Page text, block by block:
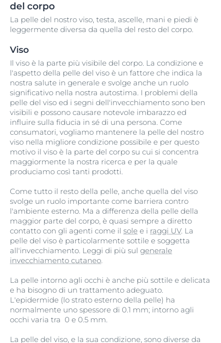
del corpo
La pelle del nostro viso, testa, ascelle, mani e piedi è
leggermente diversa da quella del resto del corpo.
Viso
Il viso è la parte più visibile del corpo. La condizione e
l'aspetto della pelle del viso è un fattore che indica la
nostra salute in generale e svolge anche un ruolo
significativo nella nostra autostima. I problemi della
pelle del viso ed i segni dell'invecchiamento sono ben
visibili e possono causare notevole imbarazzo ed
influire sulla fiducia in sé di una persona. Come
consumatori, vogliamo mantenere la pelle del nostro
viso nella migliore condizione possibile e per questo
motivo il viso è la parte del corpo su cui si concentra
maggiormente la nostra ricerca e per la quale
produciamo così tanti prodotti.
Come tutto il resto della pelle, anche quella del viso
svolge un ruolo importante come barriera contro
l'ambiente esterno. Ma a differenza della pelle della
maggior parte del corpo, è quasi sempre a diretto
contatto con gli agenti come il sole e i raggi UV. La
pelle del viso è particolarmente sottile e soggetta
all'invecchiamento. Leggi di più sul generale
invecchiamento cutaneo.
La pelle intorno agli occhi è anche più sottile e delicata
e ha bisogno di un trattamento adeguato.
L'epidermide (lo strato esterno della pelle) ha
normalmente uno spessore di 0.1 mm; intorno agli
occhi varia tra 0 e 0.5 mm.
La pelle del viso, e la sua condizione, sono diverse da